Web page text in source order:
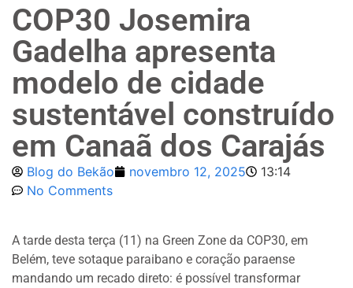
COP30 Josemira
Gadelha apresenta
modelo de cidade
sustentável construído
em Canaã dos Carajás
Blog do Bekão novembro 12, 2025
13:14
No Comments
A tarde desta terça (11) na Green Zone da COP30, em
Belém, teve sotaque paraibano e coração paraense
mandando um recado direto: é possível transformar